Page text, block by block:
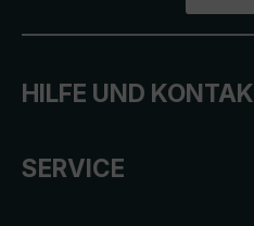
HILFE UND
SERVICE